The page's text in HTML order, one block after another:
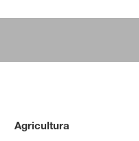
Agricultura